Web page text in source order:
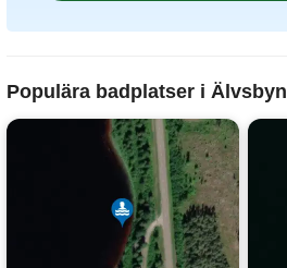
Populära badplatser i Älvsbyn